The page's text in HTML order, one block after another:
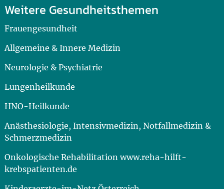
Weitere Gesundheitsthemen
Frauengesundheit
Allgemeine & Innere Medizin
Neurologie & Psychiatrie
Lungenheilkunde
HNO-Heilkunde
Anästhesiologie, Intensivmedizin, Notfallmedizin &
Schmerzmedizin
Onkologische Rehabilitation www.reha-hilft-
krebspatienten.de